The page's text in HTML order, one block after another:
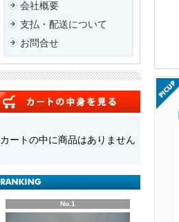
会社概要
支払・配送について
お問合せ
カートの中に商品はありません
No.1